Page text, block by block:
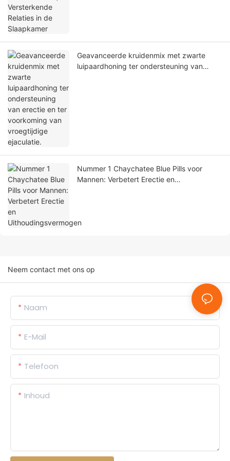
Geavanceerde kruidenmix met zwarte
luipaardhoning ter ondersteuning van
Nummer 1 Chaychatee Blue Pills voor
Mannen: Verbetert Erectie en
Neem contact met ons op
Naam
E-Mail
Telefoon
Inhoud